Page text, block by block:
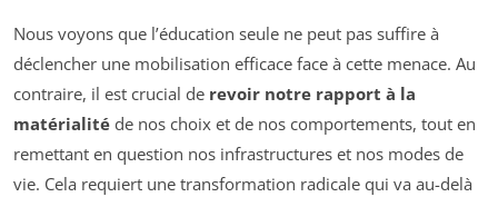
Nous voyons que l’éducation seule ne peut pas suffire à
déclencher une mobilisation efficace face à cette menace. Au
contraire, il est crucial de revoir notre rapport à la
matérialité de nos choix et de nos comportements, tout en
remettant en question nos infrastructures et nos modes de
vie. Cela requiert une transformation radicale qui va au-delà